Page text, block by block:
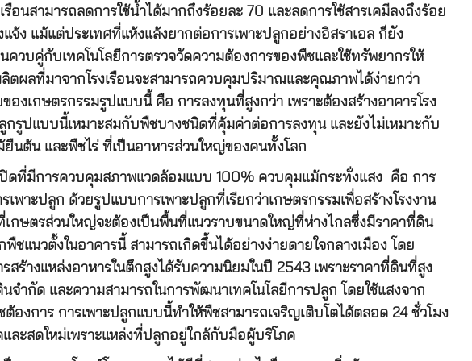
รือนสามารถลดการใช้น้ำได้มากถึงร้อยละ 70 และลดการใช้สารเคมีลงถึงร้อย
จ้ง แม้แต่ประเทศที่แห้งแล้งยากต่อการเพาะปลูกอย่างอิสราเอล ก็ยัง
นควบคู่กับเทคโนโลยีการตรวจวัดความต้องการของพืชและใช้ทรัพยากรให้
ตผลที่มาจากโรงเรือนจะสามารถควบคุมปริมาณและคุณภาพได้ง่ายกว่า
งเกษตรกรรมรูปแบบนี้ คือ การลงทุนที่สูงกว่า เพราะต้องสร้างอาคารโรง
กรูปแบบนี้เหมาะสมกับพืชบางชนิดที่คุ้มค่าต่อการลงทุน และยังไม่เหมาะกับ
นต้น และพืชไร่ ที่เป็นอาหารส่วนใหญ่ของคนทั้งโลก
ปิดที่มีการควบคุมสภาพแวดล้อมแบบ 100% ควบคุมแม้กระทั่งแสง คือ การ
พาะปลูก ด้วยรูปแบบการเพาะปลูกที่เรียกว่าเกษตรกรรมเพื่อสร้างโรงงาน
กษตรส่วนใหญ่จะต้องเป็นพื้นที่แนวราบขนาดใหญ่ที่ห่างไกลซึ่งมีราคาที่ดิน
ชแนวตั้งในอาคารนี้ สามารถเกิดขึ้นได้อย่างง่ายดายใจกลางเมือง โดย
ร้างแหล่งอาหารในตึกสูงได้รับความนิยมในปี 2543 เพราะราคาที่ดินที่สูง
ำกัด และความสามารถในการพัฒนาเทคโนโลยีการปลูก โดยใช้แสงจาก
องการ การเพาะปลูกแบบนี้ทำให้พืชสามารถเจริญเติบโตได้ตลอด 24 ชั่วโมง
ะสดใหม่เพราะแหล่งที่ปลูกอยู่ใกล้กับมือผู้บริโภค